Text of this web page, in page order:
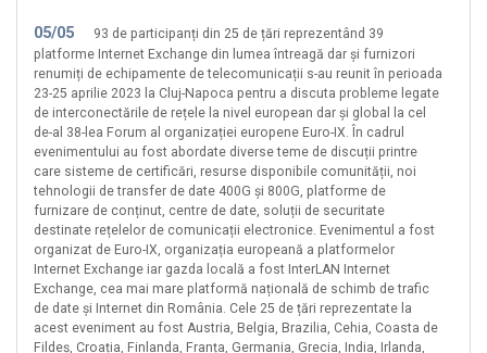
Lansoft Data
Laroias Computers
Linknet International
Massive Telecom
Media Sud
Mondo Byte
Net Gate Comunicații
Netergy Corporate
Netfil
Netprotect
05/05
93 de participanți din 25 de țări reprezentând 39
platforme Internet Exchange din lumea întreagă dar și furnizori
renumiți de echipamente de telecomunicații s-au reunit în perioada
23-25 aprilie 2023 la Cluj-Napoca pentru a discuta probleme legate
de interconectările de rețele la nivel european dar și global la cel
de-al 38-lea Forum al organizației europene Euro-IX. În cadrul
evenimentului au fost abordate diverse teme de discuții printre
care sisteme de certificări, resurse disponibile comunității, noi
tehnologii de transfer de date 400G și 800G, platforme de
furnizare de conținut, centre de date, soluții de securitate
destinate rețelelor de comunicații electronice. Evenimentul a fost
organizat de Euro-IX, organizația europeană a platformelor
Internet Exchange iar gazda locală a fost InterLAN Internet
Exchange, cea mai mare platformă națională de schimb de trafic
de date și Internet din România. Cele 25 de țări reprezentate la
acest eveniment au fost Austria, Belgia, Brazilia, Cehia, Coasta de
Fildeș, Croația, Finlanda, Franța, Germania, Grecia, India, Irlanda,